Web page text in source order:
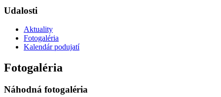
Udalosti
Aktuality
Fotogaléria
Kalendár podujatí
Fotogaléria
Náhodná fotogaléria